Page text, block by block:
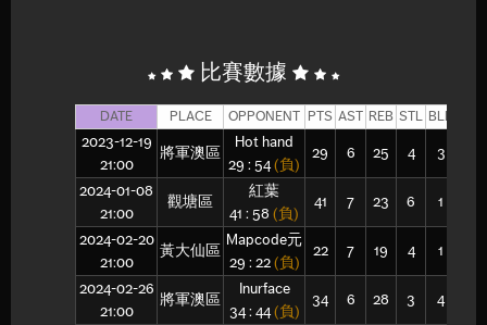
比賽數據
DATE PLACE OPPONENT PTS AST REB STL BLK
2023-12-19
21:00
將軍澳區
Hot hand
29 : 54 (負)
29 6 25 4 3
2024-01-08
21:00
觀塘區
紅葉
41 : 58 (負)
41 7 23 6 1
2024-02-20
21:00
黃大仙區
Mapcode元
29 : 22 (負)
22 7 19 4 1
2024-02-26
21:00
將軍澳區
Inurface
34 : 44 (負)
34 6 28 3 4